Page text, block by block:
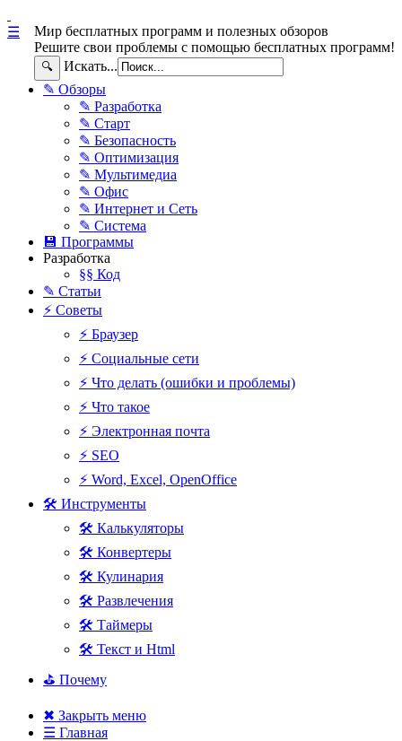
Мир бесплатных программ и полезных обзоров
Решите свои проблемы с помощью бесплатных программ!
🔍 Искать...
☰
✎ Обзоры
✎ Разработка
✎ Старт
✎ Безопасность
✎ Оптимизация
✎ Мультимедиа
✎ Офис
✎ Интернет и Сеть
✎ Система
💾 Программы
Разработка
§§ Код
✎ Статьи
⚡ Советы
⚡ Браузер
⚡ Социальные сети
⚡ Что делать (ошибки и проблемы)
⚡ Что такое
⚡ Электронная почта
⚡ SEO
⚡ Word, Excel, OpenOffice
🛠 Инструменты
🛠 Калькуляторы
🛠 Конвертеры
🛠 Кулинария
🛠 Развлечения
🛠 Таймеры
🛠 Текст и Html
⛳ Почему
✖ Закрыть меню
☰ Главная